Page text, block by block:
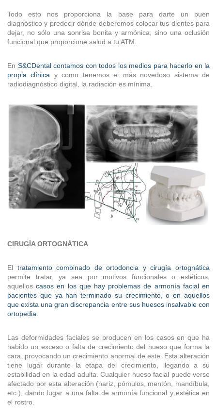
Todo esto nos proporciona la base para darte un buen
diagnóstico y predecir dónde deberemos colocar tus dientes para
dejar, no sólo una sonrisa bonita y armónica, sino una oclusión
funcional que proporcione salud a tu ATM.
En S&CDental contamos con todos los medios para hacerlo en la
propia clínica y como tenemos el más novedoso sistema de
radiodiagnóstico digital, la radiación es mínima.
CIRUGÍA ORTOGNÁTICA
El tratamiento combinado de ortodoncia y cirugía ortognática
permite tratar, ya sea por motivos funcionales o estéticos,
aquelloscasos en los que hay problemas de armonía facial en
pacientes que ya han terminado su crecimiento, o en aquellos
que exista una gran discrepancia entre sus huesos insalvable con
ortopedia.
Las deformidades faciales se producen en los casos en que ha
habido un exceso o falta de crecimiento del hueso que forma la
cara, provocando un crecimiento anormal de este. Esta alteración
tiene lugar durante la etapa del crecimiento, llegando a su
estabilidad en la edad adulta. Cualquier hueso facial puede verse
afectado por esta alteración (nariz, pómulos, mentón, mandíbula,
etc.), dando lugar a una falta de armonía funcional y estética en
el rostro.